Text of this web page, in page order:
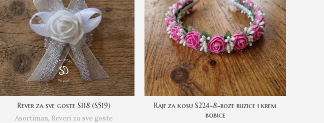
Rever za sve goste S118 (S519)
Asortiman, Reveri za sve goste
Rajf za kosu S224-8-roze ruzice i krem
bobice